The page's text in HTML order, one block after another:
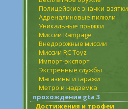
Полицейские значки-взятки
Адреналиновые пилюли
Уникальные прыжки
Миссии Rampage
Внедорожные миссии
Миссии RC Toyz
Импорт-экспорт
Экстренные службы
Магазины и гаражи
Метро и надземка
прохождение gta 3
Достижения и трофеи